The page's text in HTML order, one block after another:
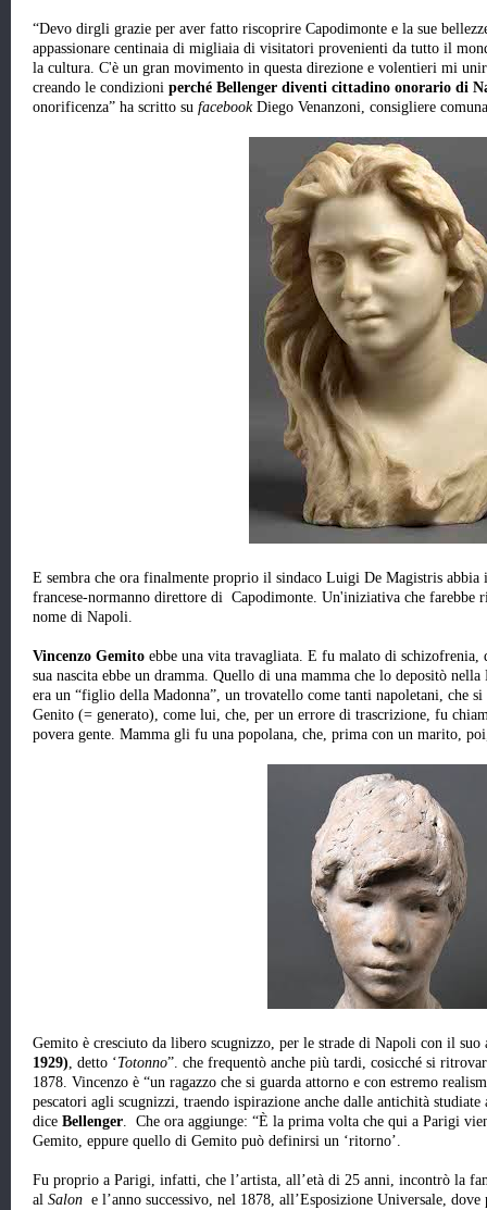
“Devo dirgli grazie per aver fatto riscoprire Capodimonte e la sue
appassionare centinaia di migliaia di visitatori provenienti da tutto il
la cultura. C'è un gran movimento in questa direzione e volentieri mi
creando le condizioni perché Bellenger diventi cittadino onorario di
onorificenza” ha scritto su facebookDiego Venanzoni, consigliere
E sembra che ora finalmente proprio il sindaco Luigi De Magistris abbia
francese-normanno direttore di Capodimonte. Un'iniziativa che farebbe
nome di Napoli.
Vincenzo Gemito ebbe una vita travagliata. E fu malato di
sua nascita ebbe un dramma. Quello di una mamma che lo depositò
era un “figlio della Madonna”, un trovatello come tanti napoletani, che
Genito (= generato), come lui, che, per un errore di trascrizione, fu
povera gente. Mamma gli fu una popolana, che, prima con un marito,
Gemito è cresciuto da libero scugnizzo, per le strade di Napoli con il
1929), detto ‘Totonno”. che frequentò anche più tardi, cosicché si
1878. Vincenzo è “un ragazzo che si guarda attorno e con estremo
pescatori agli scugnizzi, traendo ispirazione anche dalle antichità
dice Bellenger. Che ora aggiunge: “È la prima volta che qui a Parigi
Gemito, eppure quello di Gemito può definirsi un ‘ritorno’.
Fu proprio a Parigi, infatti, che l’artista, all’età di 25 anni, incontrò la
al Salon e l’anno successivo, nel 1878, all’Esposizione Universale, dove